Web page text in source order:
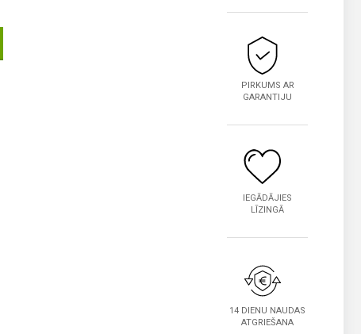
PIRKUMS AR
GARANTIJU
IEGĀDĀJIES
LĪZINGĀ
14 DIENU NAUDAS
ATGRIEŠANA